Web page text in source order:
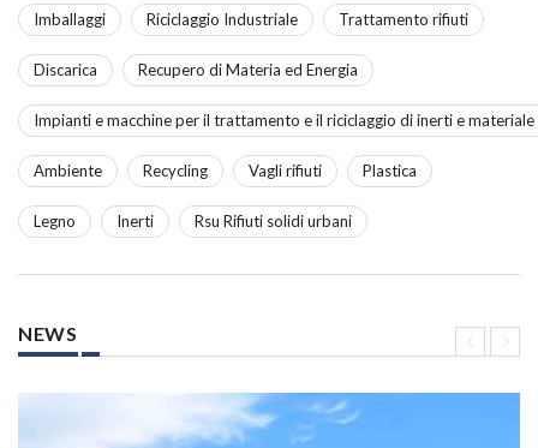
Imballaggi Riciclaggio Industriale Trattamento rifiuti
Discarica Recupero di Materia ed Energia
Impianti e macchine per il trattamento e il riciclaggio di inerti e
Ambiente Recycling Vagli rifiuti Plastica
Legno Inerti Rsu Rifiuti solidi urbani
NEWS